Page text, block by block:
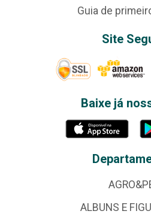
Guia de
Site
Baixe já
ALBUNS E